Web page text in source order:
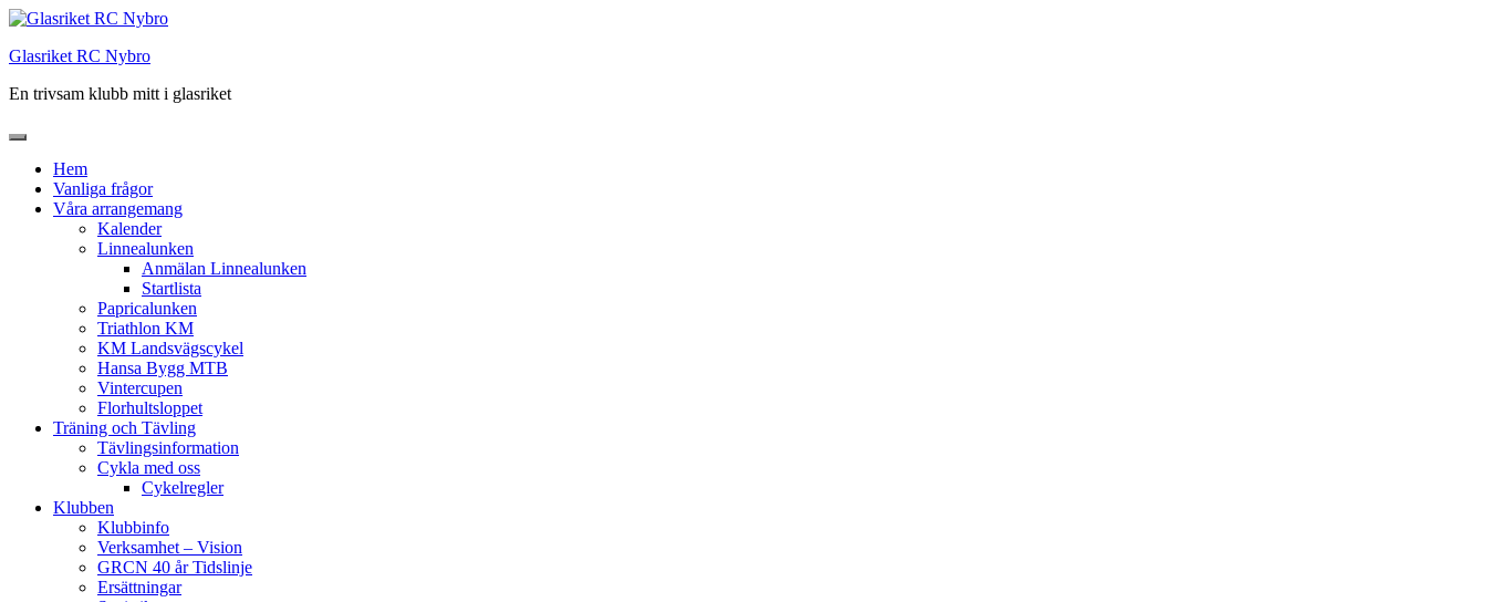
Hoppa
innehåll
Glasriket RC Nybro
En trivsam klubb mitt i glasriket
Hem
Vanliga frågor
Våra arrangemang
Kalender
Linnealunken
Anmälan Linnealunken
Startlista
Papricalunken
Triathlon KM
KM Landsvägscykel
Hansa Bygg MTB
Vintercupen
Florhultsloppet
Träning och Tävling
Tävlingsinformation
Cykla med oss
Cykelregler
Klubben
Klubbinfo
Verksamhet – Vision
GRCN 40 år Tidslinje
Ersättningar